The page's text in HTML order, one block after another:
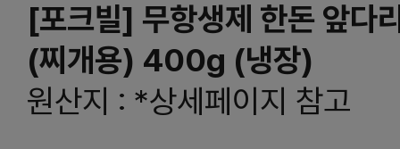
[포크빌] 무항생제 한돈 앞다
(찌개용) 400g (냉장)
원산지 : *상세페이지 참고